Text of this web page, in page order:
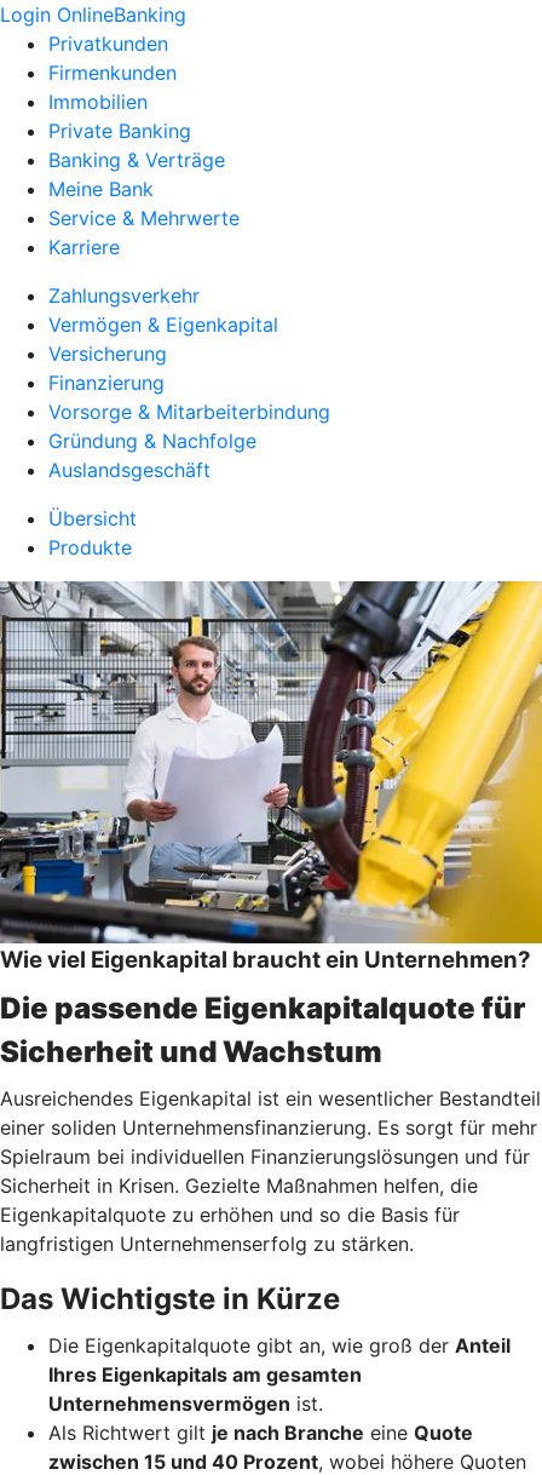
Login OnlineBanking
Privatkunden
Firmenkunden
Immobilien
Private Banking
Banking & Verträge
Meine Bank
Service & Mehrwerte
Karriere
Zahlungsverkehr
Vermögen & Eigenkapital
Versicherung
Finanzierung
Vorsorge & Mitarbeiterbindung
Gründung & Nachfolge
Auslandsgeschäft
Übersicht
Produkte
Wie viel Eigenkapital braucht ein Unternehmen?
Die passende Eigenkapitalquote für
Sicherheit und Wachstum
Ausreichendes Eigenkapital ist ein wesentlicher Bestandteil
einer soliden Unternehmensfinanzierung. Es sorgt für mehr
Spielraum bei individuellen Finanzierungslösungen und für
Sicherheit in Krisen. Gezielte Maßnahmen helfen, die
Eigenkapitalquote zu erhöhen und so die Basis für
langfristigen Unternehmenserfolg zu stärken.
Das Wichtigste in Kürze
Die Eigenkapitalquote gibt an, wie groß der Anteil
Ihres Eigenkapitals am gesamten
Unternehmensvermögen ist.
Als Richtwert gilt je nach Branche eine Quote
zwischen 15 und 40 Prozent, wobei höhere Quoten